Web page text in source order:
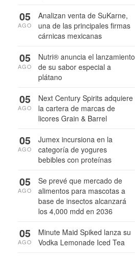
Analizan venta de SuKarne,
una de las principales firmas
cárnicas mexicanas
05
AGO
Nutri® anuncia el lanzamiento
de su sabor especial a
plátano
05
AGO
Next Century Spirits adquiere
la cartera de marcas de
licores Grain & Barrel
05
AGO
Jumex incursiona en la
categoría de yogures
bebibles con proteínas
05
AGO
Se prevé que mercado de
alimentos para mascotas a
base de insectos alcanzará
los 4,000 mdd en 2036
05
AGO
Minute Maid Spiked lanza su
Vodka Lemonade Iced Tea
05
AGO